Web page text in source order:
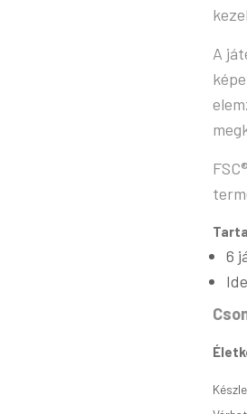
A
6